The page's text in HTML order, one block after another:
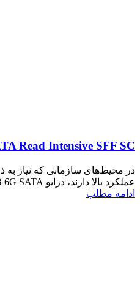
Read Intensive SFF SC
در محیط‌های سازمانی که نیاز به
عملکرد بالا دارند، درایو HP 480GB 6G SATA فشرده SF...
ادامه مطلب